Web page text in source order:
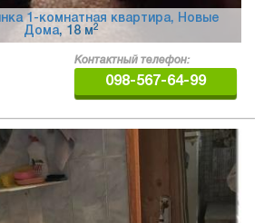
1-комнатная квартира, Новые
Дома, 18 м2
Контактный телефон:
098-567-64-99